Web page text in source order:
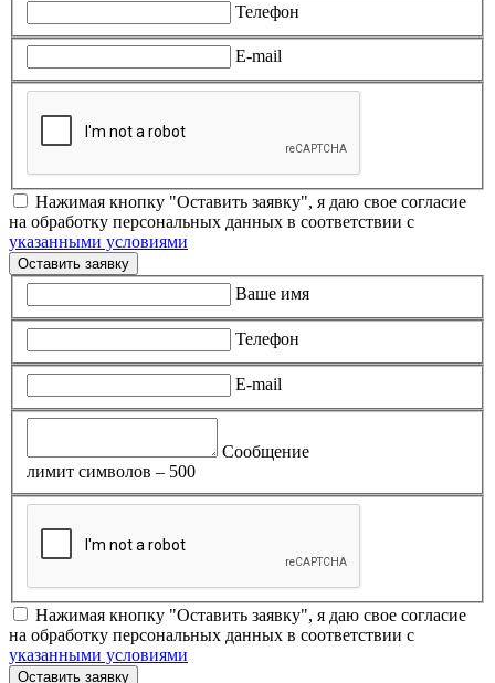
Телефон
E-mail
Нажимая кнопку "Оставить заявку", я даю свое согласие
на обработку персональных данных в соответствии с
указанными условиями
Оставить заявку
Ваше имя
Телефон
E-mail
Сообщение
лимит символов – 500
Нажимая кнопку "Оставить заявку", я даю свое согласие
на обработку персональных данных в соответствии с
указанными условиями
Оставить заявку